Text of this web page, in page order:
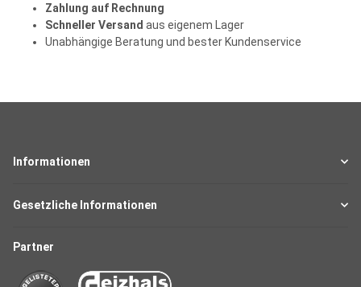
Zahlung auf Rechnung
Schneller Versand aus eigenem Lager
Unabhängige Beratung und bester Kundenservice
Informationen
Gesetzliche Informationen
Partner